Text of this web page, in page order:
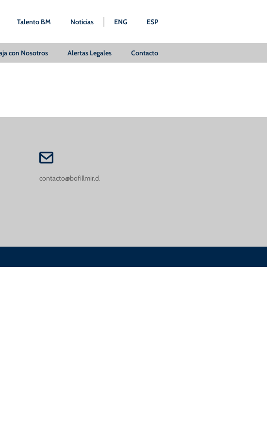
Talento BM Noticias ENG ESP
con Nosotros Alertas Legales Contacto
contacto@bofillmir.cl